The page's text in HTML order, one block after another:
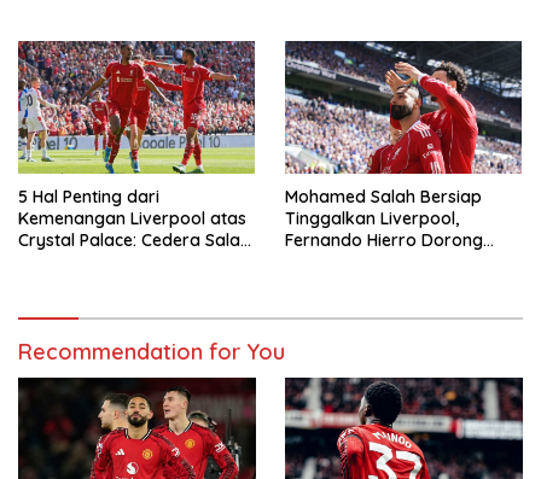
5 Hal Penting dari
Kemenangan Liverpool atas
Crystal Palace: Cedera Salah
Mohamed Salah Bersiap
Tinggalkan Liverpool,
Fernando Hierro Dorong
Recommendation for You